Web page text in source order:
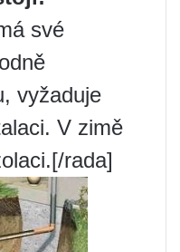
své
vyžaduje
V zimě
rada]